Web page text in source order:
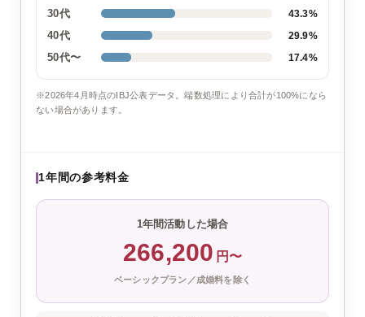
30代 43.3%
40代 29.9%
50代〜 17.4%
※2026年4月時点のIBJ公表データ。端数処理により合計が100%になら
ない場合があります。
1年間の参考料金
1年間活動した場合
266,200 円〜
ベーシックプラン／成婚料を除く